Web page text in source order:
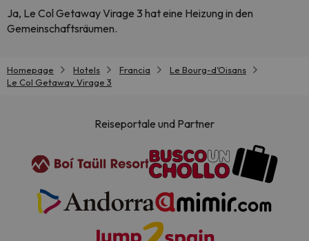
Ja, Le Col Getaway Virage 3 hat eine Heizung in den
Gemeinschaftsräumen.
Homepage Hotels Francia
Le Bourg-dʼOisans
Le Col Getaway Virage 3
Reiseportale und Partner